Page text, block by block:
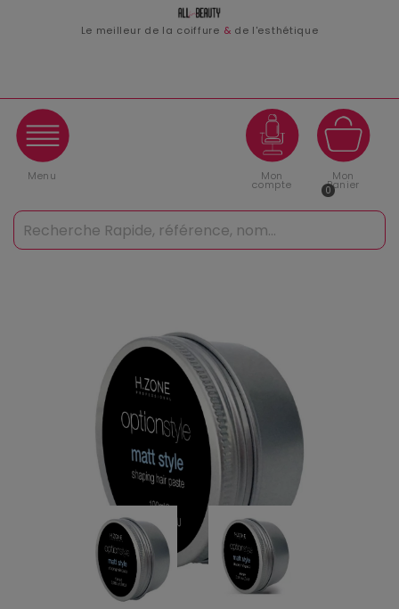
Le meilleur de la coiffure & de l'esthétique
0
Mon
Panier
Menu Mon
compte